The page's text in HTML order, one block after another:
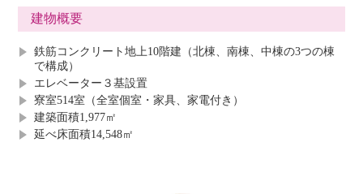
建物概要
鉄筋コンクリート地上10階建（北棟、南棟、中棟の3つの棟
で構成）
エレベーター３基設置
寮室514室（全室個室・家具、家電付き）
建築面積1,977㎡
延べ床面積14,548㎡